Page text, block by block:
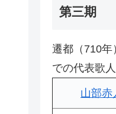
第三期
遷都（710年
での代表歌人
山部赤